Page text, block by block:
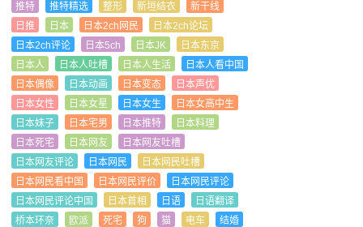
推特
推特精选 整形 新垣结衣
新干线
日推
日本 日本2ch网民
日本2ch论坛
日本2ch评论
日本5ch 日本JK
日本东京
日本人
日本人吐槽 日本人生活
日本人看中国
日本偶像
日本动画 日本变态
日本声优
日本女性
日本女星 日本女生
日本女高中生
日本妹子
日本宅男 日本推特
日本料理
日本死宅
日本网友
日本网友吐槽
日本网友评论
日本网民
日本网民吐槽
日本网民看中国
日本网民评价
日本网民评论
日本网民评论中国
日本首相 日语
日语翻译
桥本环奈
欧派 死宅 狗 猫 电车
结婚